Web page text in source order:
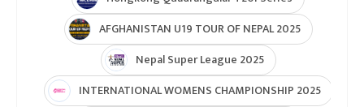
AFGHANISTAN U19 TOUR OF NEPAL 2025
Nepal Super League 2025
INTERNATIONAL WOMENS CHAMPIONSHIP 2025